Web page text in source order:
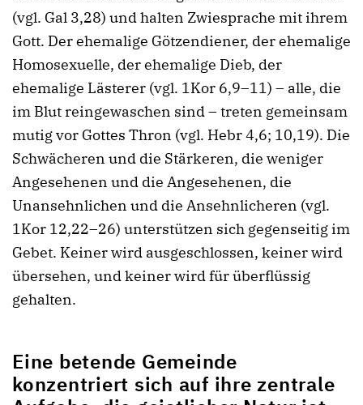
(vgl. Gal 3,28) und halten Zwiesprache mit ihrem
Gott. Der ehemalige Götzendiener, der ehemalige
Homosexuelle, der ehemalige Dieb, der
ehemalige Lästerer (vgl. 1Kor 6,9–11) – alle, die
im Blut reingewaschen sind – treten gemeinsam
mutig vor Gottes Thron (vgl. Hebr 4,6; 10,19). Die
Schwächeren und die Stärkeren, die weniger
Angesehenen und die Angesehenen, die
Unansehnlichen und die Ansehnlicheren (vgl.
1Kor 12,22–26) unterstützen sich gegenseitig im
Gebet. Keiner wird ausgeschlossen, keiner wird
übersehen, und keiner wird für überflüssig
gehalten.
Eine betende Gemeinde
konzentriert sich auf ihre zentrale